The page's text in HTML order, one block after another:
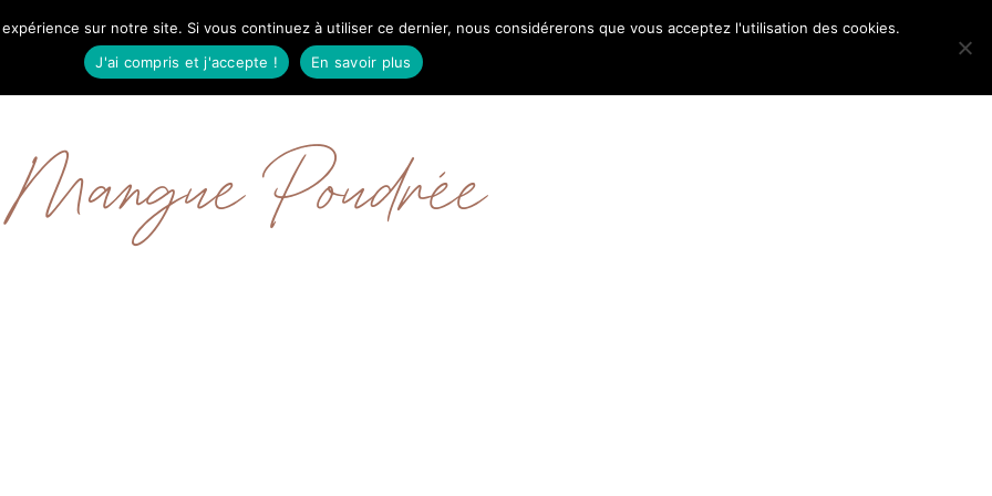
MODE VOYAGES
Mangue Poudrée
sur notre site. Si vous continuez à utiliser ce dernier, nous considérerons que vous acceptez l'utilisation des cookies.
J'ai compris et j'accepte !
En savoir plus